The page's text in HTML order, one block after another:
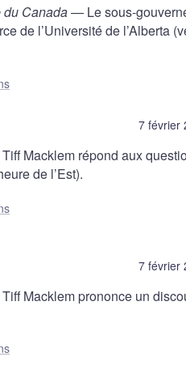
du Canada— Le sous-
de l’Université de l’Alberta
7 février
Macklem répond aux
de l’Est).
7 février
Macklem prononce un